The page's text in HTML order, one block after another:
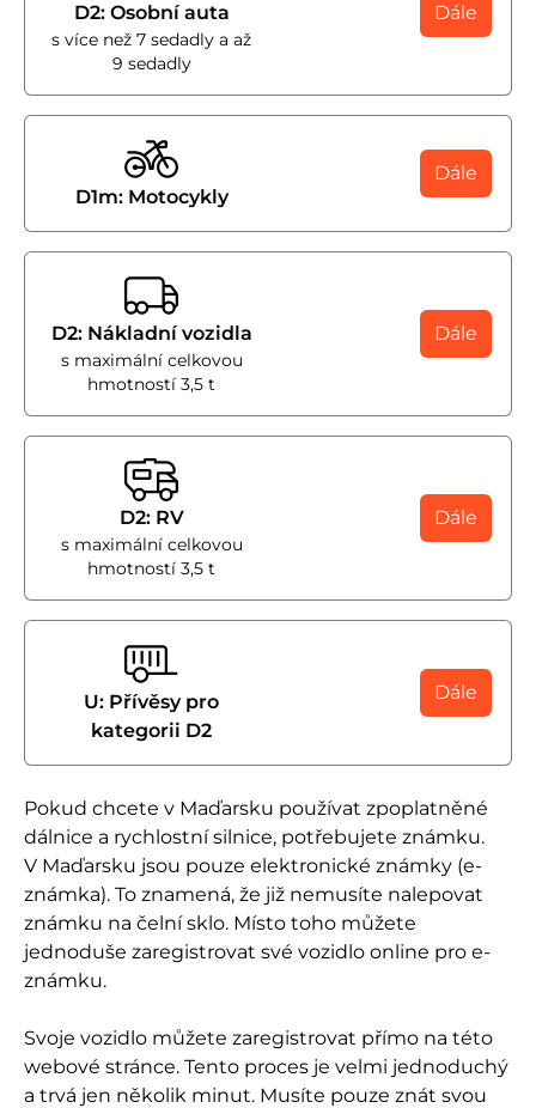
Pokud chcete v Maďarsku používat zpoplatněné
dálnice a rychlostní silnice, potřebujete známku.
V Maďarsku jsou pouze elektronické známky (e-
známka). To znamená, že již nemusíte nalepovat
známku na čelní sklo. Místo toho můžete
jednoduše zaregistrovat své vozidlo online pro e-
známku.
Svoje vozidlo můžete zaregistrovat přímo na této
webové stránce. Tento proces je velmi jednoduchý
a trvá jen několik minut. Musíte pouze znát svou
D2: Osobní auta
s více než 7 sedadly a až
9 sedadly
Dále
D1m: Motocykly
Dále
D2: Nákladní vozidla
s maximální celkovou
hmotností 3,5 t
Dále
D2: RV
s maximální celkovou
hmotností 3,5 t
Dále
U: Přívěsy pro
kategorii D2
Dále